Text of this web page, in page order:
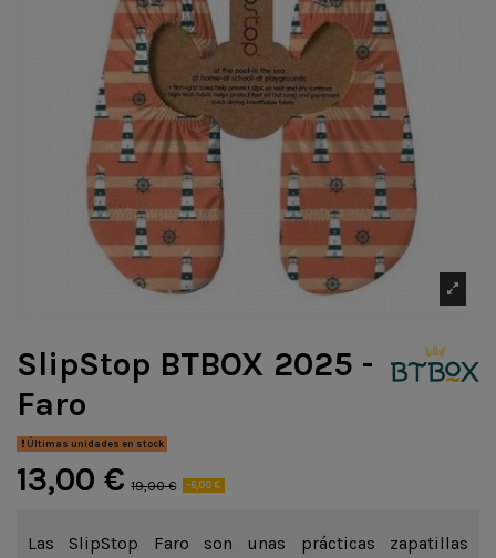
SlipStop BTBOX 2025 -
Faro
Últimas unidades en stock
13,00 € 19,00 € -6,00 €
Las SlipStop Faro son unas prácticas zapatillas